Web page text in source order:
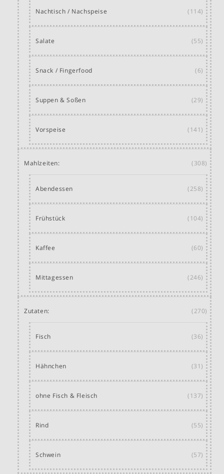
Nachtisch / Nachspeise (114)
Salate (55)
Snack / Fingerfood (6)
Suppen & Soßen (29)
Vorspeise (141)
Mahlzeiten: (308)
Abendessen (258)
Frühstück (104)
Kaffee (60)
Mittagessen (246)
Zutaten: (270)
Fisch (36)
Hähnchen (31)
ohne Fisch & Fleisch (137)
Rind (55)
Schwein (57)